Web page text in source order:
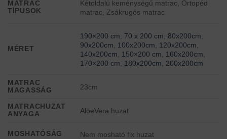
MATRAC
TÍPUSOK
Kétoldalú keménységű matrac, Ortopéd
matrac, Zsákrugós matrac
MÉRET
190×200 cm 70 x 200 cm 80x200cm
90x200cm
100x200cm 120x200cm
140x200cm
150×200 cm 160x200cm
170×200 cm
180x200cm 200x200cm
MATRAC
MAGASSÁG
23cm
MATRACHUZAT
ANYAGA
AloeVera huzat
MOSHATÓSÁG Nem mosható fix huzat